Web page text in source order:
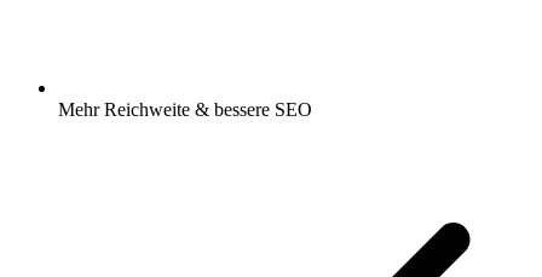
Mehr Reichweite & bessere SEO